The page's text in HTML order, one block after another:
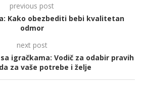
previous post
Kako obezbediti bebi kvalitetan
odmor
next post
igračkama: Vodič za odabir pravih
za vaše potrebe i želje